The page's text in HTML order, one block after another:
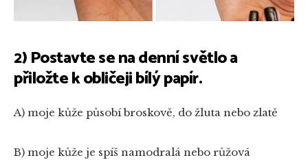
2) Postavte se na denní světlo a
přiložte k obličeji bílý papír.
A) moje kůže působí broskově, do žluta nebo zlatě
B) moje kůže je spíš namodralá nebo růžová